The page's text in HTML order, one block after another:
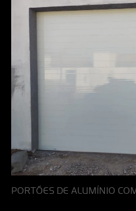
PORTÕES DE ALUMÍNIO